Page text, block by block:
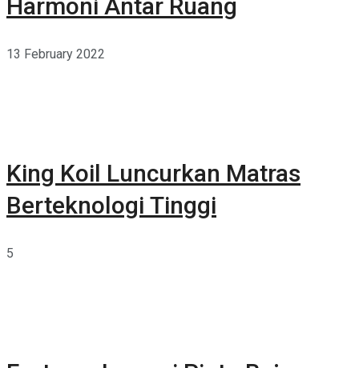
Harmoni Antar Ruang
13 February 2022
King Koil Luncurkan Matras
Berteknologi Tinggi
5